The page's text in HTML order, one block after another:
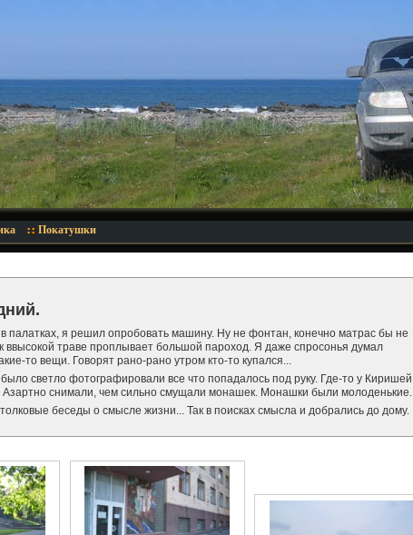
Покатушки
палатках, я решил опробовать машину. Ну не фонтан, конечно матрас бы не
траве проплывает большой пароход. Я даже спросонья думал
то вещи. Говорят рано-рано утром кто-то купался...
светло фотографировали все что попадалось под руку. Где-то у Киришей
Азартно снимали, чем сильно смущали монашек. Монашки были молоденькие.
беседы о смысле жизни... Так в поисках смысла и добрались до дому.